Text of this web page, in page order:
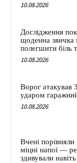
10.08.2026
Дослідження
щоденна звичка
полегшити біль
10.08.2026
Ворог атакував
ударом
10.08.2026
Вчені
міцні напої —
здивували навіть